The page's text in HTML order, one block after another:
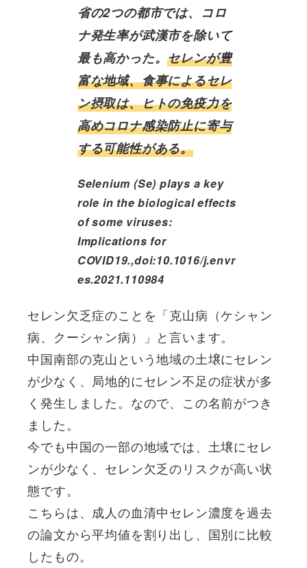
省の2つの都市では、コロ
ナ発生率が武漢市を除いて
最も高かった。セレンが豊
富な地域、食事によるセレ
ン摂取は、ヒトの免疫力を
高めコロナ感染防止に寄与
する可能性がある。
Selenium (Se) plays a key
role in the biological effects
of some viruses:
Implications for
COVID19.,doi:10.1016/j.envr
es.2021.110984
セレン欠乏症のことを「克山病（ケシャン
病、クーシャン病）」と言います。
中国南部の克山という地域の土壌にセレン
が少なく、局地的にセレン不足の症状が多
く発生しました。なので、この名前がつき
ました。
今でも中国の一部の地域では、土壌にセレ
ンが少なく、セレン欠乏のリスクが高い状
態です。
こちらは、成人の血清中セレン濃度を過去
の論文から平均値を割り出し、国別に比較
したもの。